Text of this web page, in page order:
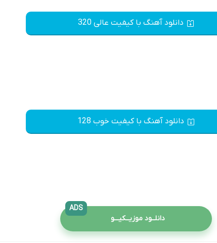
دانلود آهنگ با کیفیت عالی 320
دانلود آهنگ با کیفیت خوب 128
دانلــود موزیــکیـــو
ADS